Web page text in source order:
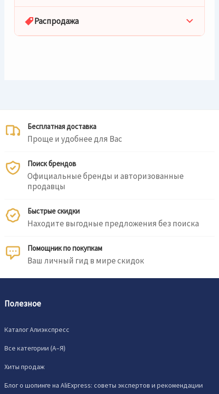
Распродажа
Бесплатная доставка
Проще и удобнее для Вас
Поиск брендов
Официальные бренды и авторизованные
продавцы
Быстрые скидки
Находите выгодные предложения без поиска
Помощник по покупкам
Ваш личный гид в мире скидок
Полезное
Каталог Алиэкспресс
Все категории (A–Я)
Хиты продаж
Блог о шопинге на AliExpress: советы экспертов и рекомендации